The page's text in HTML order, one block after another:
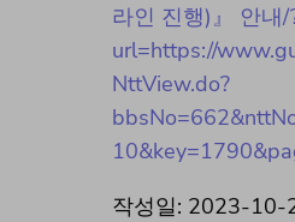
라인 진행)』 안내/
url=https://
NttView.do?
작성일: 2023-10-